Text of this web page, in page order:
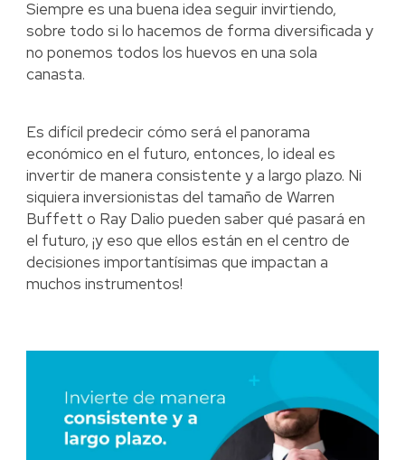
Siempre es una buena idea seguir invirtiendo,
sobre todo si lo hacemos de forma diversificada y
no ponemos todos los huevos en una sola
canasta.
Es difícil predecir cómo será el panorama
económico en el futuro, entonces, lo ideal es
invertir de manera consistente y a largo plazo. Ni
siquiera inversionistas del tamaño de Warren
Buffett o Ray Dalio pueden saber qué pasará en
el futuro, ¡y eso que ellos están en el centro de
decisiones importantísimas que impactan a
muchos instrumentos!